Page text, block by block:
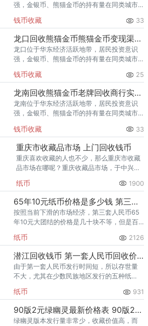
强，金银币、熊猫金币的持有量在同类城市
熊猫金币的需求就明显升温，但鱼龙混杂的
回收渠道里，能精准识别版别溢
钱币收藏 33
龙口回收熊猫金币熊猫金币变现渠道指南
龙口位于华东经济活跃地带，居民投资意识
强，金银币、熊猫金币的持有量在同类城市
熊猫金币的需求就明显升温，但鱼龙混杂的
回收渠道里，能精准识别版别溢
钱币收藏 25
龙南回收熊猫金币老牌回收商行实力盘点
龙南位于华东经济活跃地带，居民投资意识
强，金银币、熊猫金币的持有量在同类城市
熊猫金币的需求就明显升温，但鱼龙混杂的
回收渠道里，能精准识别版别溢
钱币收藏 33
重庆市收藏品市场 上门回收钱币
重庆喜欢收藏的人也不少，那么重庆市收藏
品市场在哪呢？重庆收藏品市场，于中兴
楼是邮币卡市场。重庆民间收藏品市场，位
于重庆市博物馆内。
纸币 1900
65年10元纸币价格是多少钱 第三套人民币10元大团结价格详情
按照当前下滑的市场经济，第三套人民币65
年10元大团结的价格是几十块不等，但是百
万元左右。 大团结可分为三个版本，分
别是二冠、三冠和荧光版。
纸币 2126
潜江回收钱币 第一套人民币回收价格
由于第一套人民币发行时间短，所以存世量
不大，尤其在少数民族地区发行的五种纸
缺。
纸币 931
90版2元绿幽灵最新价格表 90版2元值多少钱
绿幽灵版本发行量非常少，收藏价值高，而